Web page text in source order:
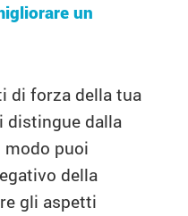
un
di forza della tua
distingue dalla
modo puoi
della
gli aspetti